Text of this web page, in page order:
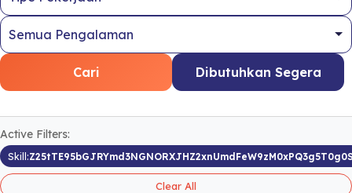
Cari Dibutuhkan Segera
Active Filters:
Skill:
Clear All